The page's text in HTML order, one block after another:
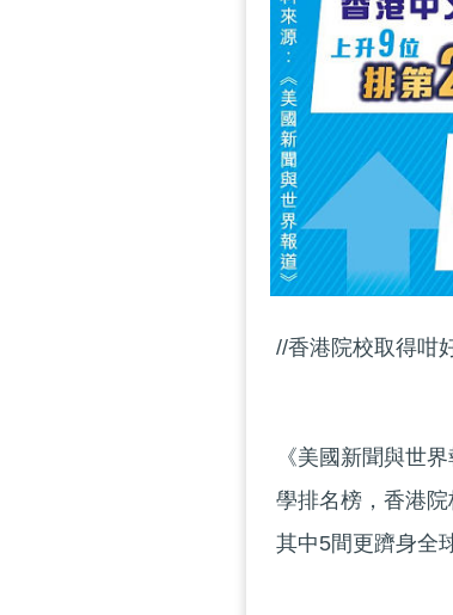
//香港院校取得咁
《美國新聞與世
學排名榜，香港
其中5間更躋身全